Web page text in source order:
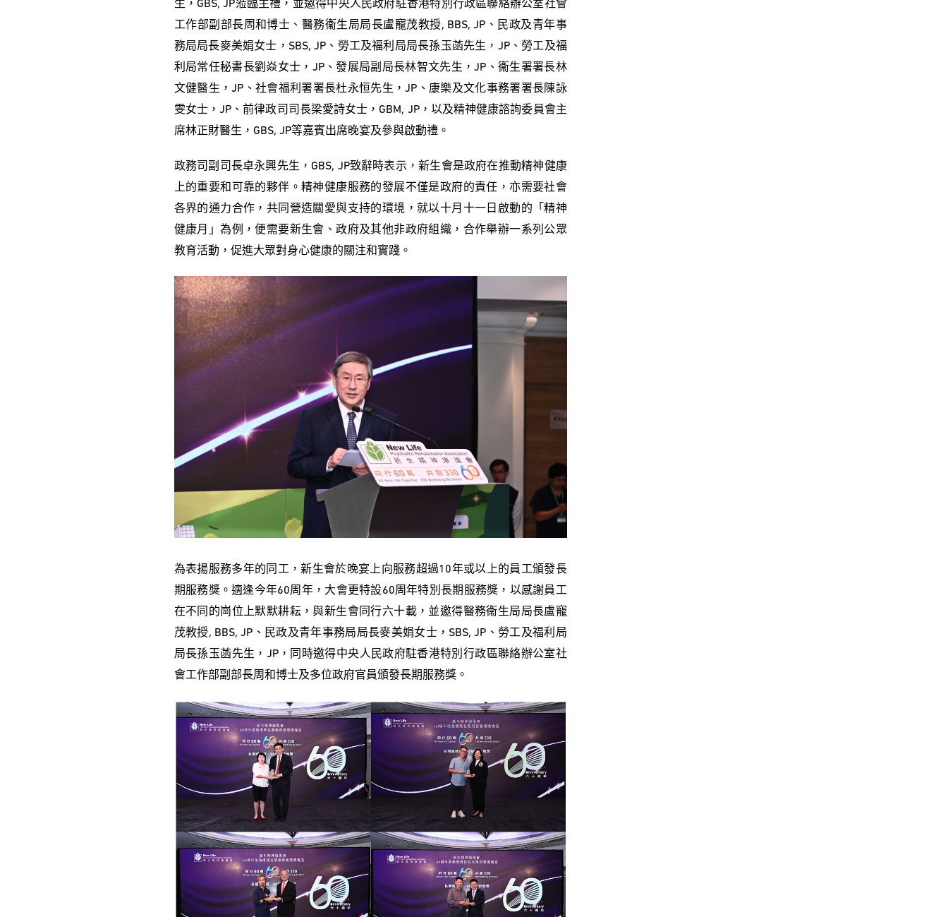
生，GBS, JP蒞臨主禮，並邀得中央人民政府駐香港特別行政區聯絡辦公室社會
工作部副部長周和博士、醫務衞生局局長盧寵茂教授, BBS, JP、民政及青年事
務局局長麥美娟女士，SBS, JP、勞工及福利局局長孫玉菡先生，JP、勞工及福
利局常任秘書長劉焱女士，JP、發展局副局長林智文先生，JP、衞生署署長林
文健醫生，JP、社會福利署署長杜永恒先生，JP、康樂及文化事務署署長陳詠
雯女士，JP、前律政司司長梁愛詩女士，GBM, JP，以及精神健康諮詢委員會主
席林正財醫生，GBS, JP等嘉賓出席晚宴及參與啟動禮。
政務司副司長卓永興先生，GBS, JP致辭時表示，新生會是政府在推動精神健康
上的重要和可靠的夥伴。精神健康服務的發展不僅是政府的責任，亦需要社會
各界的通力合作，共同營造關愛與支持的環境，就以十月十一日啟動的「精神
健康月」為例，便需要新生會、政府及其他非政府組織，合作舉辦一系列公眾
教育活動，促進大眾對身心健康的關注和實踐。
為表揚服務多年的同工，新生會於晚宴上向服務超過10年或以上的員工頒發長
期服務獎。適逢今年60周年，大會更特設60周年特別長期服務獎，以感謝員工
在不同的崗位上默默耕耘，與新生會同行六十載，並邀得醫務衞生局局長盧寵
茂教授, BBS, JP、民政及青年事務局局長麥美娟女士，SBS, JP、勞工及福利局
局長孫玉菡先生，JP，同時邀得中央人民政府駐香港特別行政區聯絡辦公室社
會工作部副部長周和博士及多位政府官員頒發長期服務獎。